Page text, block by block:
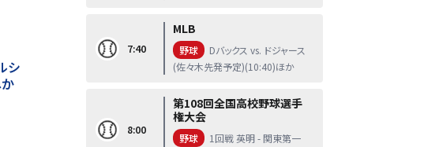
シ
7:40
MLB
野球
Dバックス vs. ドジャース
(佐々木先発予定)(10:40)ほか
8:00
第108回全国高校野球選手
権大会
野球
1回戦 英明 - 関東第一